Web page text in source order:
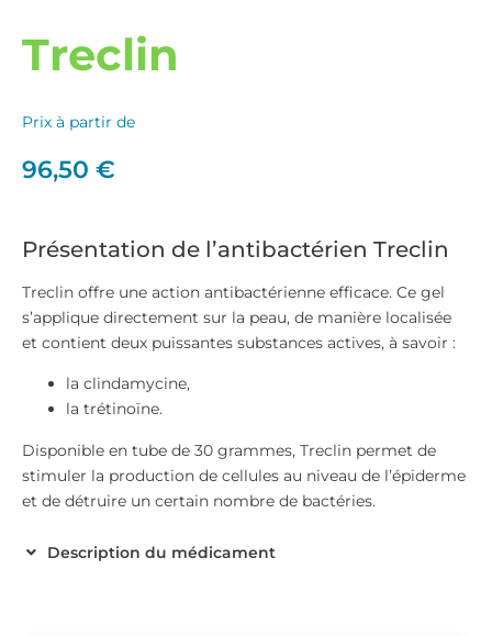
Treclin
Prix à partir de
96,50 €
Présentation de l’antibactérien Treclin
Treclin offre une action antibactérienne efficace. Ce gel
s’applique directement sur la peau, de manière localisée
et contient deux puissantes substances actives, à savoir :
la clindamycine,
la trétinoïne.
Disponible en tube de 30 grammes, Treclin permet de
stimuler la production de cellules au niveau de l’épiderme
et de détruire un certain nombre de bactéries.
Description du médicament